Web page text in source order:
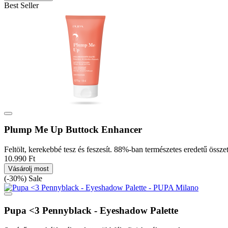
Best Seller
Plump Me Up Buttock Enhancer
Feltölt, kerekebbé tesz és feszesít. 88%-ban természetes eredetű
10.990 Ft
Vásárolj most
(-30%) Sale
Pupa <3 Pennyblack - Eyeshadow Palette